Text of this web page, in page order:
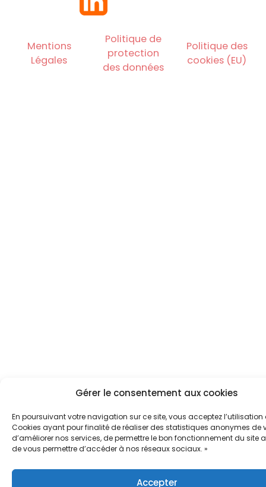
Gérer le consentement aux cookies
En poursuivant votre navigation sur ce site, vous acceptez l’utilisation
Cookies ayant pour finalité de réaliser des statistiques anonymes de
d’améliorer nos services, de permettre le bon fonctionnement du site
de vous permettre d’accéder à nos réseaux sociaux. »
Accepter
Mentions
Légales
Politique de
protection
des données
Politique des
cookies (EU)